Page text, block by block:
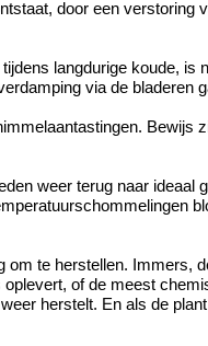
door een
langdurige koude,
via de bladeren
Bewijs
weer terug naar
te herstellen. Immers,
of de meest
herstelt. En als de